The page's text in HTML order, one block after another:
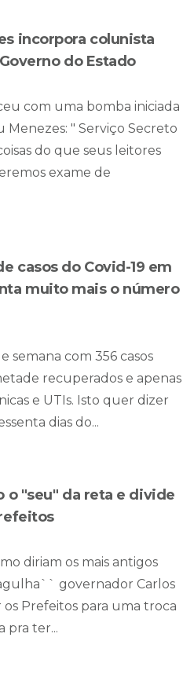
incorpora colunista
do Estado
com uma bomba iniciada
Menezes: " Serviço Secreto
do que seus leitores
exame de
casos do Covid-19 em
muito mais o número
semana com 356 casos
recuperados e apenas
e UTIs. Isto quer dizer
dias do...
o "seu" da reta e divide
diriam os mais antigos
governador Carlos
os Prefeitos para uma troca
pra ter...